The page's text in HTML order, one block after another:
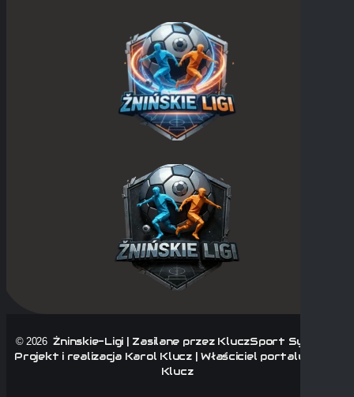
© 2026Żninskie-Ligi | Zasilane przez KluczSport System |
Projekt i realizacja Karol Klucz | Właściciel portalu Karol
Klucz